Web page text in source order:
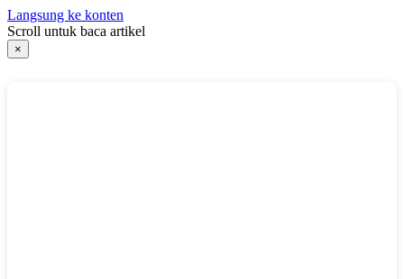
Langsung ke konten
Scroll untuk baca artikel
×